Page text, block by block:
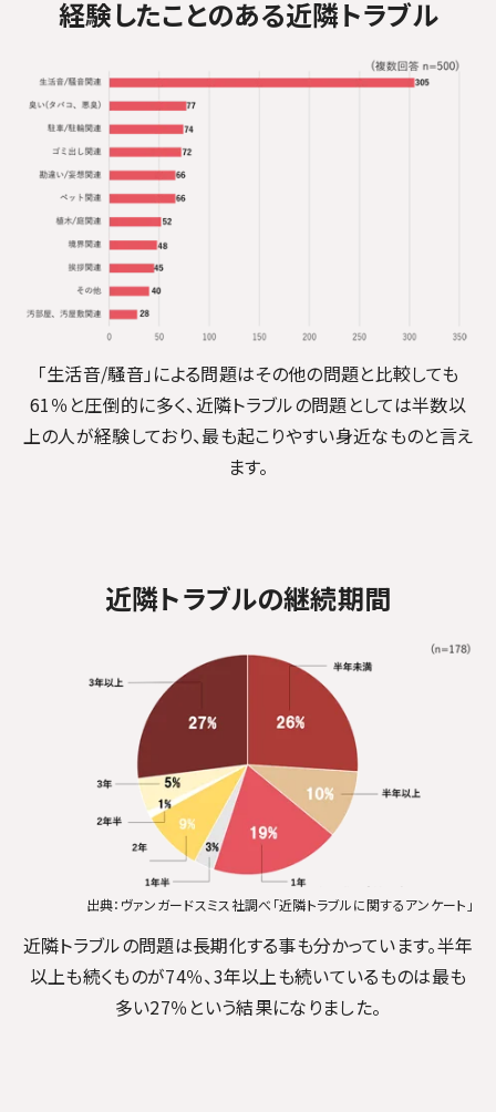
経験したことのある近隣トラブル
「生活音/騒音」による問題はその他の問題と比較しても
61％と圧倒的に多く、近隣トラブルの問題としては半数以
上の人が経験しており、最も起こりやすい身近なものと言え
ます。
近隣トラブルの継続期間
出典：ヴァンガードスミス社調べ「近隣トラブルに関するアンケート」
近隣トラブルの問題は長期化する事も分かっています。半年
以上も続くものが74％、3年以上も続いているものは最も
多い27％という結果になりました。